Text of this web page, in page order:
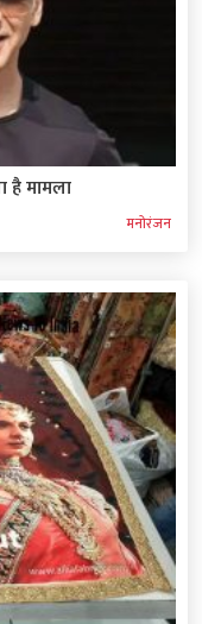
है मामला
मनोरंजन